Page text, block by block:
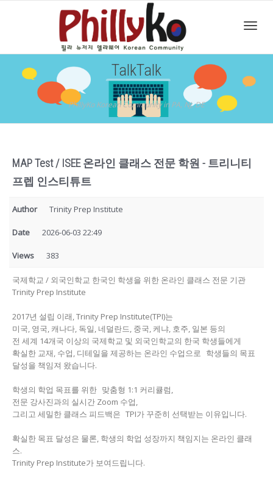
TalkTalk
PhillyKo Korean Community in PA, NJ, DE
MAP Test / ISEE 온라인 클래스 전문 학원 - 트리니티
프렙 인스티튜트
Author Trinity Prep Institute
Date 2026-06-03 22:49
Views 383
국제학교 / 외국인학교 한국인 학생을 위한 온라인 클래스 전문 기관
Trinity Prep Institute
2017년 설립 이래, Trinity Prep Institute(TPI)는
미국, 영국, 캐나다, 독일, 네덜란드, 중국, 케냐, 호주, 일본 등의
전 세계 14개국 이상의 국제학교 및 외국인학교의 한국 학생들에게
확실한 교재, 수업, 디테일을 제공하는 온라인 수업으로 학생들의 목표
달성을 책임져 왔습니다.
학생의 학업 목표를 위한 맞춤형 1:1 커리큘럼,
전문 강사진과의 실시간 Zoom 수업,
그리고 세밀한 클래스 피드백은 TPI가 꾸준히 선택받는 이유입니다.
확실한 목표 달성은 물론, 학생의 학업 성장까지 책임지는 온라인 클래
스.
Trinity Prep Institute가 보여드립니다.